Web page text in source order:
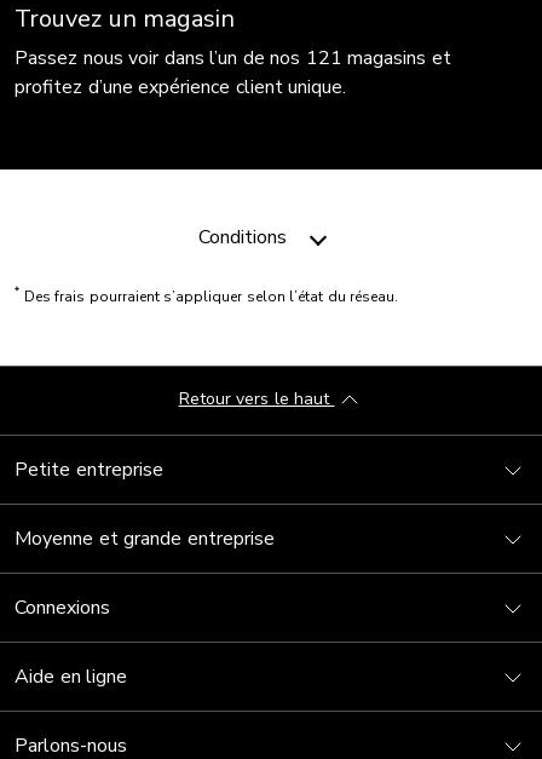
Trouvez un magasin
Passez nous voir dans l’un de nos 121 magasins et
profitez d’une expérience client unique.
Conditions
* Des frais pourraient s’appliquer selon l’état du réseau.
Petite entreprise
Moyenne et grande entreprise
Connexions
Aide en ligne
Parlons-nous
Retour vers le haut